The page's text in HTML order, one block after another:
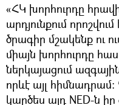
«ՀԿ խորհուրդը
արդյունքում
ծրագիր մշակենք ու
միայն խորհուրդը
ներկայացում
որևէ այլ
կարծես այդ NED-ն